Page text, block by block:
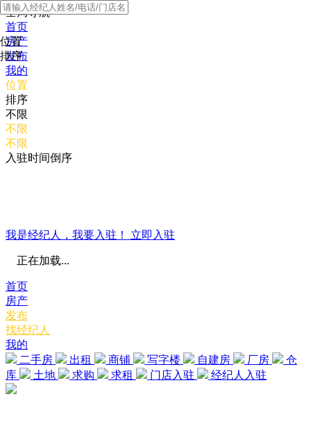
全局导航
首页
房产
发布
我的
位置
排序
位置
排序
不限
不限
不限
入驻时间倒序
我是经纪人，我要入驻！ 立即入驻
正在加载...
首页
房产
发布
找经纪人
我的
二手房
出租 商铺 写字楼 自建房 厂房
仓
库
土地 求购 求租 门店入驻 经纪人入驻